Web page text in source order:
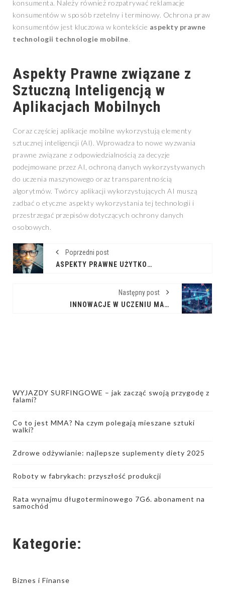
konsumenta. Należy również rozpatrywać reklamacje
konsumentów w sposób rzetelny i terminowy. Ochrona praw
konsumentów jest kluczowa w kontekście aspekty prawne
technologii technologie mobilne.
Aspekty Prawne związane z
Sztuczną Inteligencją w
Aplikacjach Mobilnych
Coraz częściej aplikacje mobilne wykorzystują elementy
sztucznej inteligencji (AI). Wprowadza to nowe wyzwania
prawne związane z odpowiedzialnością za decyzje
podejmowane przez AI, ochroną danych wykorzystywanych
do uczenia maszynowego oraz transparentnością
algorytmów. Twórcy aplikacji wykorzystujących AI muszą
zadbać o etyczne aspekty wykorzystania tej technologii i
przestrzegać przepisów dotyczących ochrony danych
osobowych.
Poprzedni post
ASPEKTY PRAWNE UŻYTKOWANIA I ROZWOJU EDYTORÓW KODU
Następny post
INNOWACJE W UCZENIU MASZYNOWYM: PRZYSZŁOŚĆ TECHNOLOGII
WYJAZDY SURFINGOWE – jak zacząć swoją przygodę z
falami?
Co to jest MMA? Na czym polegają mieszane sztuki
walki?
Zdrowe odżywianie: najlepsze suplementy diety 2025
Roboty w fabrykach: przyszłość produkcji
Rata wynajmu długoterminowego 7G6. abonament na
samochód
Kategorie:
Biznes i Finanse